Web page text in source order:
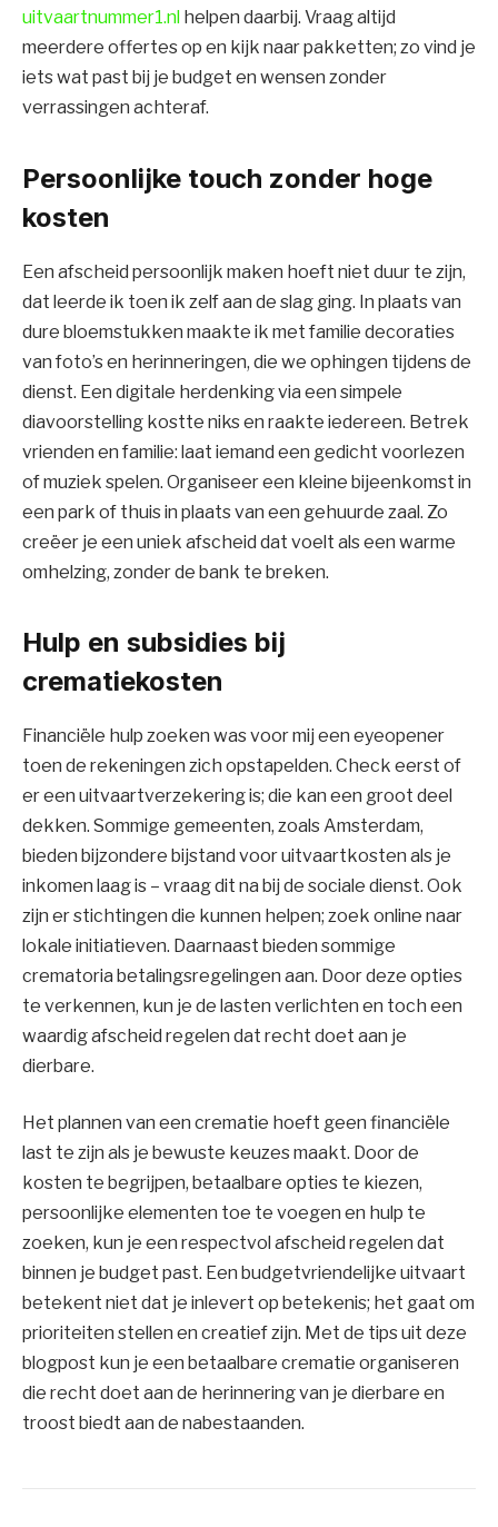
uitvaartnummer1.nl helpen daarbij. Vraag altijd
meerdere offertes op en kijk naar pakketten; zo vind je
iets wat past bij je budget en wensen zonder
verrassingen achteraf.
Persoonlijke touch zonder hoge
kosten
Een afscheid persoonlijk maken hoeft niet duur te zijn,
dat leerde ik toen ik zelf aan de slag ging. In plaats van
dure bloemstukken maakte ik met familie decoraties
van foto’s en herinneringen, die we ophingen tijdens de
dienst. Een digitale herdenking via een simpele
diavoorstelling kostte niks en raakte iedereen. Betrek
vrienden en familie: laat iemand een gedicht voorlezen
of muziek spelen. Organiseer een kleine bijeenkomst in
een park of thuis in plaats van een gehuurde zaal. Zo
creëer je een uniek afscheid dat voelt als een warme
omhelzing, zonder de bank te breken.
Hulp en subsidies bij
crematiekosten
Financiële hulp zoeken was voor mij een eyeopener
toen de rekeningen zich opstapelden. Check eerst of
er een uitvaartverzekering is; die kan een groot deel
dekken. Sommige gemeenten, zoals Amsterdam,
bieden bijzondere bijstand voor uitvaartkosten als je
inkomen laag is – vraag dit na bij de sociale dienst. Ook
zijn er stichtingen die kunnen helpen; zoek online naar
lokale initiatieven. Daarnaast bieden sommige
crematoria betalingsregelingen aan. Door deze opties
te verkennen, kun je de lasten verlichten en toch een
waardig afscheid regelen dat recht doet aan je
dierbare.
Het plannen van een crematie hoeft geen financiële
last te zijn als je bewuste keuzes maakt. Door de
kosten te begrijpen, betaalbare opties te kiezen,
persoonlijke elementen toe te voegen en hulp te
zoeken, kun je een respectvol afscheid regelen dat
binnen je budget past. Een budgetvriendelijke uitvaart
betekent niet dat je inlevert op betekenis; het gaat om
prioriteiten stellen en creatief zijn. Met de tips uit deze
blogpost kun je een betaalbare crematie organiseren
die recht doet aan de herinnering van je dierbare en
troost biedt aan de nabestaanden.